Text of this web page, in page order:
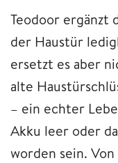
Teodoor ergänzt
der Haustür
ersetzt es aber
alte
– ein echter
Akku leer oder
worden sein. Von